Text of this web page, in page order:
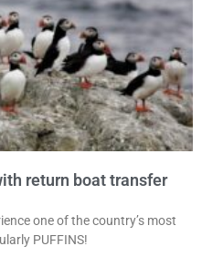
return boat transfer
one of the country’s most
PUFFINS!